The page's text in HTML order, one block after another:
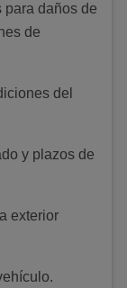
para daños de
de
del
y plazos de
exterior